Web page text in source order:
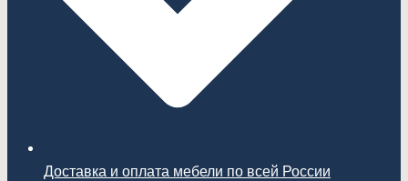
Доставка и оплата мебели по всей России